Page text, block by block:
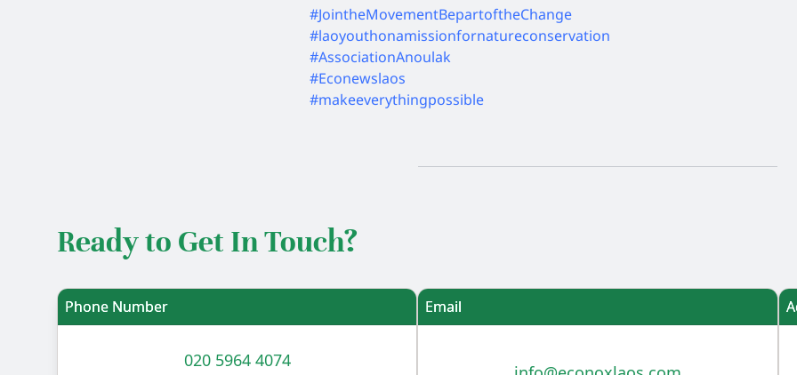
#JointheMovementBepartoftheChange
#laoyouthonamissionfornatureconservation
#AssociationAnoulak
#Econewslaos
#makeeverythingpossible
Ready to Get In Touch?
Phone Number
020 5964 4074
Email